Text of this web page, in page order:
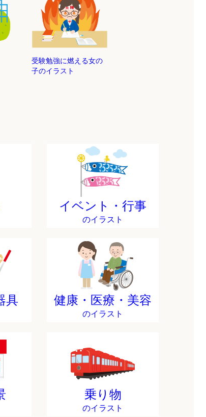
受験勉強に燃える女の
子のイラスト
イベント・行事
のイラスト
具 健康・医療・美容
のイラスト
乗り物
のイラスト